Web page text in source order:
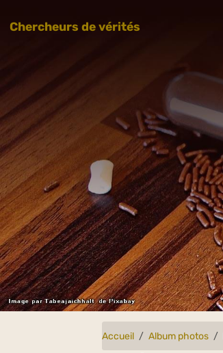
Chercheurs de vérités
Accueil Album photos